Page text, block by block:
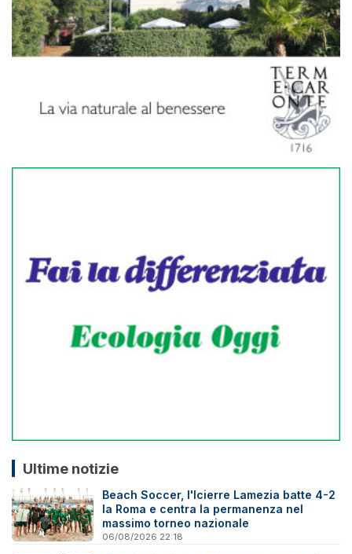
Ultime notizie
Beach Soccer, l'Icierre Lamezia batte 4-2
la Roma e centra la permanenza nel
massimo torneo nazionale
06/08/2026 22:18